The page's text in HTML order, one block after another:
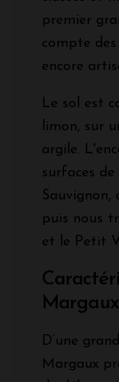
premier
compte
encore
Le sol est
limon, sur
argile.
surfaces
Sauvignon,
puis nous
et le Petit
D’une
Margaux